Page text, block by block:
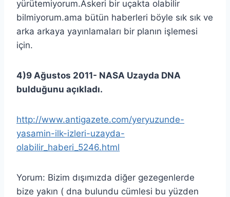
yürütemiyorum.Askeri bir uçakta olabilir
bilmiyorum.ama bütün haberleri böyle sık sık ve
arka arkaya yayınlamaları bir planın işlemesi
için.
4)9 Ağustos 2011- NASA Uzayda DNA
bulduğunu açıkladı.
http://www.antigazete.com/yeryuzunde-
yasamin-ilk-izleri-uzayda-
olabilir_haberi_5246.html
Yorum: Bizim dışımızda diğer gezegenlerde
bize yakın ( dna bulundu cümlesi bu yüzden